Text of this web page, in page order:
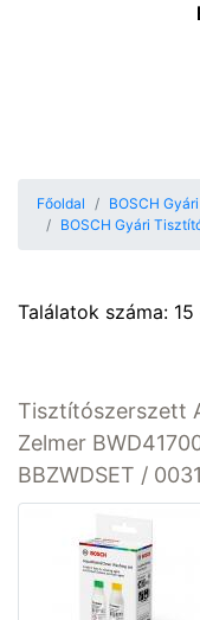
Főoldal
BOSCH
BOSCH Gyári
Találatok száma: 15
Tisztítószerszett
Zelmer
BBZWDSET /